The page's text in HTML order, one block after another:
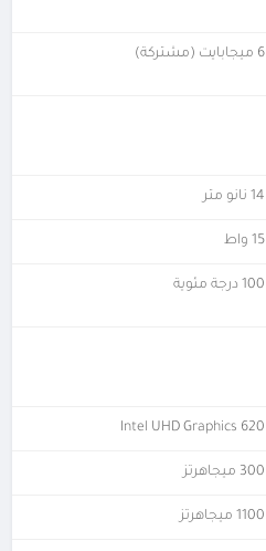
6 ميجابايت (مشتركة)
14 نانو متر
15 واط
100 درجة مئوية
Intel UHD Graphics 620
300 ميجاهرتز
1100 ميجاهرتز